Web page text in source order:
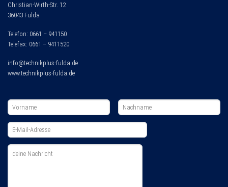
Christian-Wirth-Str. 12
36043 Fulda
Telefon: 0661 – 941150
Telefax: 0661 – 9411520
info@technikplus-fulda.de
www.technikplus-fulda.de